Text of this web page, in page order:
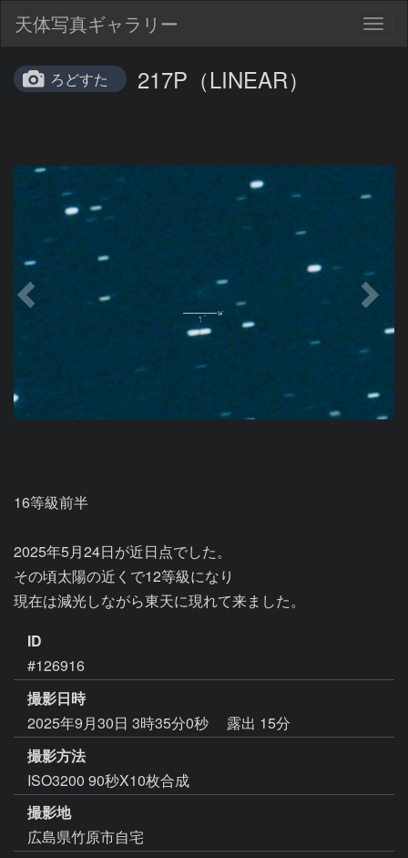
天体写真ギャラリー
ろどすた 217P（LINEAR）
16等級前半
2025年5月24日が近日点でした。
その頃太陽の近くで12等級になり
現在は減光しながら東天に現れて来ました。
ID
#126916
撮影日時
2025年9月30日 3時35分0秒
露出 15分
撮影方法
ISO3200 90秒X10枚合成
撮影地
広島県竹原市自宅